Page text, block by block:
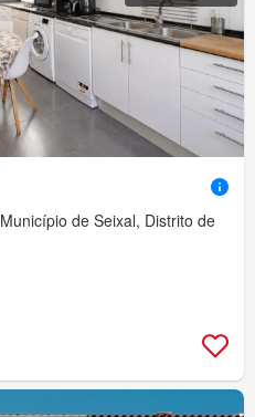
de Seixal, Distrito de